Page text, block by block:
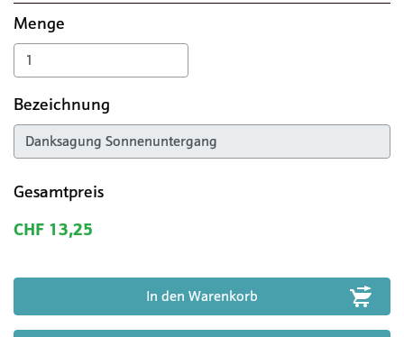
Menge
Bezeichnung
Gesamtpreis
CHF 13,25